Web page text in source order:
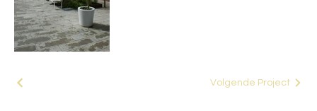
alerimus-2 Volgende Project